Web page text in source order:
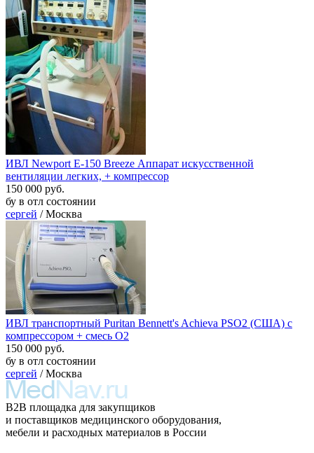
ИВЛ Newport E-150 Breeze Аппарат искусственной
вентиляции легких, + компрессор
150 000 руб.
бу в отл состоянии
сергей / Москва
ИВЛ транспортный Puritan Bennett's Achieva PSO2 (США) с
компрессором + смесь O2
150 000 руб.
бу в отл состоянии
сергей / Москва
B2B площадка для закупщиков
и поставщиков медицинского оборудования,
мебели и расходных материалов в России